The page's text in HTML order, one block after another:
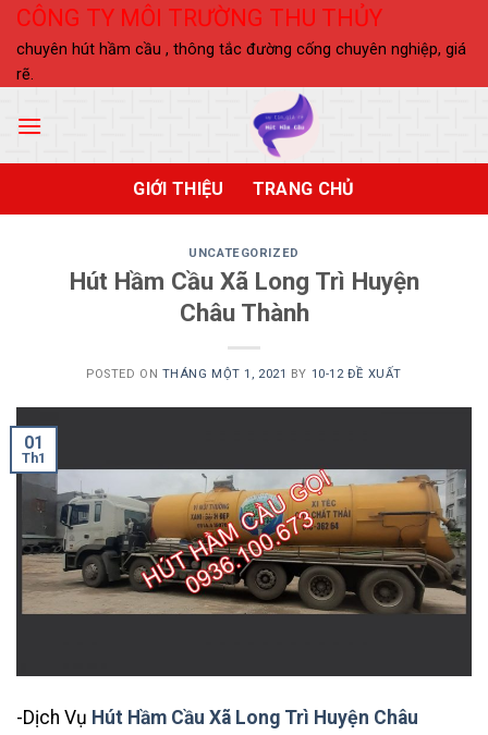
Skip
content
CÔNG TY MÔI TRƯỜNG THU THỦY
chuyên hút hầm cầu , thông tắc đường cống chuyên nghiệp, giá
rẽ.
GIỚI THIỆU TRANG CHỦ
UNCATEGORIZED
Hút Hầm Cầu Xã Long Trì Huyện
Châu Thành
POSTED ON THÁNG MỘT 1, 2021 BY 10-12 ĐỀ XUẤT
01
Th1
-Dịch Vụ Hút Hầm Cầu Xã Long Trì Huyện Châu